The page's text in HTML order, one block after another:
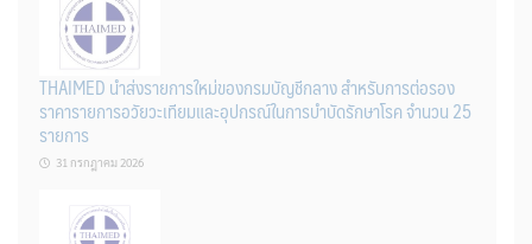
THAIMED นำส่งรายการใหม่ของกรมบัญชีกลาง สำหรับการต่อรอง
ราคารายการอวัยวะเทียมและอุปกรณ์ในการบำบัดรักษาโรค จำนวน 25
รายการ
31 กรกฎาคม 2026